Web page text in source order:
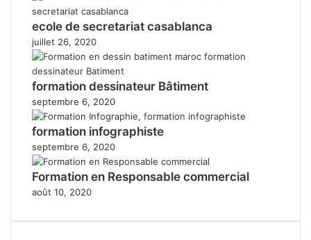
ecole de secretariat casablanca
juillet 26, 2020
formation dessinateur Bâtiment
septembre 6, 2020
formation infographiste
septembre 6, 2020
Formation en Responsable commercial
août 10, 2020